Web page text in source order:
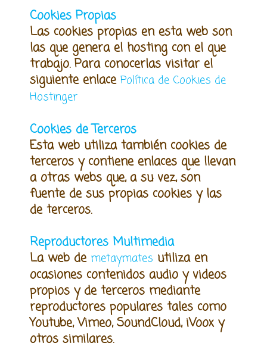
Cookies Propias
Las cookies propias en esta web son
las que genera el hosting con el que
trabajo. Para conocerlas visitar el
siguiente enlace Política de Cookies de
Hostinger
Cookies de Terceros
Esta web utiliza también cookies de
terceros y contiene enlaces que llevan
a otras webs que, a su vez, son
fuente de sus propias cookies y las
de terceros.
Reproductores Multimedia
La web de metaymates utiliza en
ocasiones contenidos audio y videos
propios y de terceros mediante
reproductores populares tales como
Youtube, Vimeo, SoundCloud, iVoox y
otros similares.